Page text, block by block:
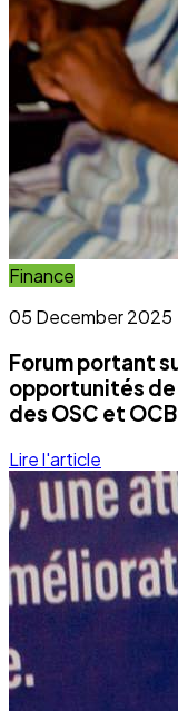
Finance
05 December 2025
Forum portant
opportunités
des OSC et OCB
Lire l'article